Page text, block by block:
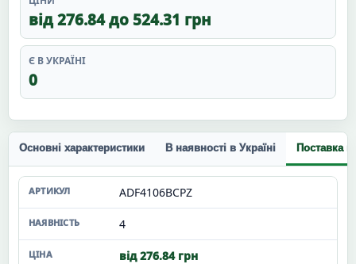
від 276.84 до 524.31 грн
Є В УКРАЇНІ
0
Основні характеристики В наявності в Україні Поставка
ADF4106BCPZ
4
від 276.84 грн